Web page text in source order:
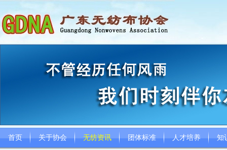
首页 关于协会 无纺资讯 团体标准 人才培养 知